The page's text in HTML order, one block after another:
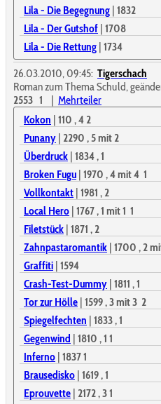
Lila - Die Begegnung | 1832
Lila - Der Gutshof | 1708
Lila - Die Rettung | 1734
26.03.2010, 09:45: Tigerschach
Roman zum Thema Schuld,
2553 1 | Mehrteiler
Kokon | 110 , 4 2
Punany | 2290 , 5mit 2
Überdruck | 1834, 1
Broken Fugu | 1970 , 4mit 4 1
Vollkontakt | 1981 , 2
Local Hero | 1767, 1 mit 1 1
Filetstück | 1871 , 2
Zahnpastaromantik | 1700 , 2
Graffiti | 1594
Crash-Test-Dummy | 1811 , 1
Tor zur Hölle | 1599, 3mit 3 2
Spiegelfechten | 1833, 1
Gegenwind | 1810 , 1 1
Inferno | 18371
Brausedisko | 1619, 1
Eprouvette | 2172, 31